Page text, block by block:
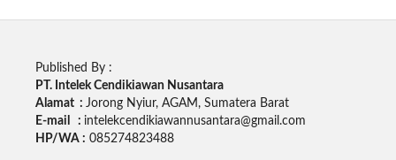
Published By :
PT. Intelek Cendikiawan Nusantara
Alamat : Jorong Nyiur, AGAM, Sumatera Barat
E-mail : intelekcendikiawannusantara@gmail.com
HP/WA : 085274823488